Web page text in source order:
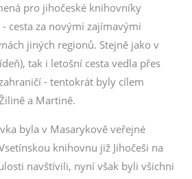
pro jihočeské knihovníky
cesta za novými zajímavými
jiných regionů. Stejně jako v
tak i letošní cesta vedla přes
- tentokrát byly cílem
a Martině.
byla v Masarykově veřejné
knihovnu již Jihočeši na
navštívili, nyní však byli všichni